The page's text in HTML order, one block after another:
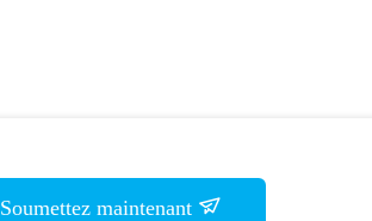
Soumettez maintenant